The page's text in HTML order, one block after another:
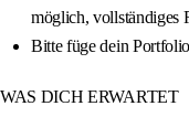
möglich, vollständiges
Bitte füge dein
WAS DICH ERWARTET